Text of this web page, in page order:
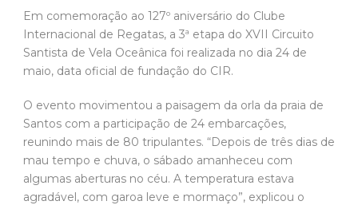
Em comemoração ao 127º aniversário do Clube
Internacional de Regatas, a 3ª etapa do XVII Circuito
Santista de Vela Oceânica foi realizada no dia 24 de
maio, data oficial de fundação do CIR.
O evento movimentou a paisagem da orla da praia de
Santos com a participação de 24 embarcações,
reunindo mais de 80 tripulantes. “Depois de três dias de
mau tempo e chuva, o sábado amanheceu com
algumas aberturas no céu. A temperatura estava
agradável, com garoa leve e mormaço”, explicou o